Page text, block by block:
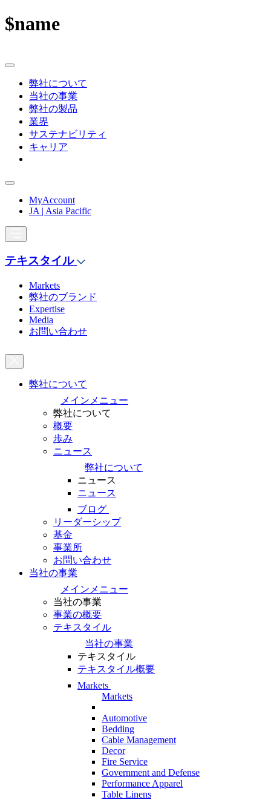
$name
弊社について
当社の事業
弊社の製品
業界
サステナビリティ
キャリア
MyAccount
JA | Asia Pacific
テキスタイル
Markets
弊社のブランド
Expertise
Media
お問い合わせ
弊社について
メインメニュー
弊社について
概要
歩み
ニュース
弊社について
ニュース
ニュース
ブログ
リーダーシップ
基金
事業所
お問い合わせ
当社の事業
メインメニュー
当社の事業
事業の概要
テキスタイル
当社の事業
テキスタイル
テキスタイル概要
Markets
Markets
Automotive
Bedding
Cable Management
Decor
Fire Service
Government and Defense
Performance Apparel
Table Linens